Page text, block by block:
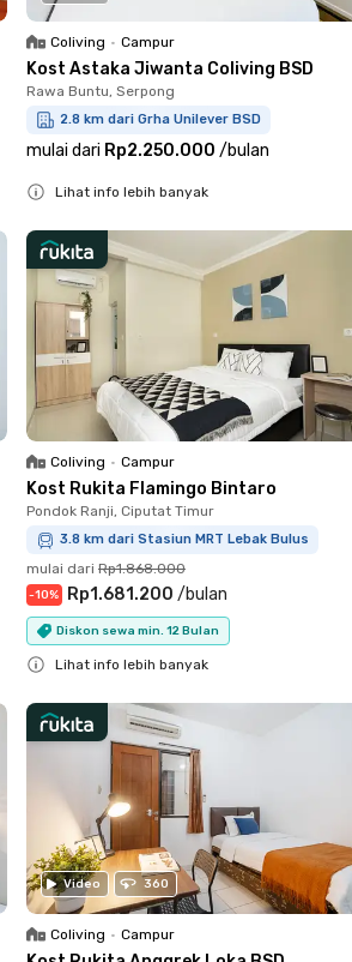
Coliving • Campur
Kost Astaka Jiwanta Coliving BSD
Rawa Buntu, Serpong
2.8 km dari Grha Unilever BSD
mulai dari Rp2.250.000 /bulan
Lihat info lebih banyak
Coliving • Campur
Kost Rukita Flamingo Bintaro
Pondok Ranji, Ciputat Timur
3.8 km dari Stasiun MRT Lebak Bulus
mulai dari Rp1.868.000
-10% Rp1.681.200 /bulan
Diskon sewa min. 12 Bulan
Lihat info lebih banyak
Video 360
Coliving • Campur